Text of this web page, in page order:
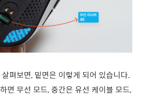
펴보면, 밑면은 이렇게 되어 있습니다.
면 무선 모드, 중간은 유선 케이블 모드,